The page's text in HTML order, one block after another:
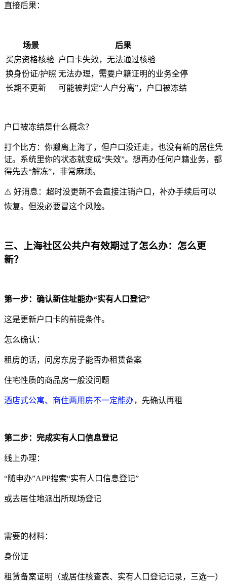
直接后果：
场景
后果
买房资格核验 户口卡失效，无法通过核验
换身份证/护照 无法办理，需要户籍证明的业务全停
长期不更新
可能被判定“人户分离”，户口被冻结
户口被冻结是什么概念？
打个比方：你搬离上海了，但户口没迁走，也没有新的居住凭
证。系统里你的状态就变成“失效”。想再办任何户籍业务，都
得先去“解冻”，非常麻烦。
⚠️ 好消息：超时没更新不会直接注销户口，补办手续后可以
恢复。但没必要冒这个风险。
三、上海社区公共户有效期过了怎么办：怎么更
新？
第一步：确认新住址能办“实有人口登记”
这是更新户口卡的前提条件。
怎么确认：
租房的话，问房东房子能否办租赁备案
住宅性质的商品房一般没问题
酒店式公寓、商住两用房不一定能办，先确认再租
第二步：完成实有人口信息登记
线上办理：
“随申办”APP搜索“实有人口信息登记”
或去居住地派出所现场登记
需要的材料：
身份证
租赁备案证明（或居住核查表、实有人口登记记录，三选一）